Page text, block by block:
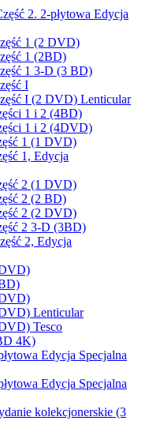
2. 2-płytowa Edycja
1 (2 DVD)
1 (2BD)
1 3-D (3 BD)
I
I (2 DVD) Lenticular
1 i 2 (4BD)
1 i 2 (4DVD)
1 (1 DVD)
1, Edycja
2 (1 DVD)
2 (2 BD)
2 (2 DVD)
2 3-D (3BD)
2, Edycja
Lenticular
Tesco
4K)
Edycja Specjalna
Edycja Specjalna
kolekcjonerskie (3